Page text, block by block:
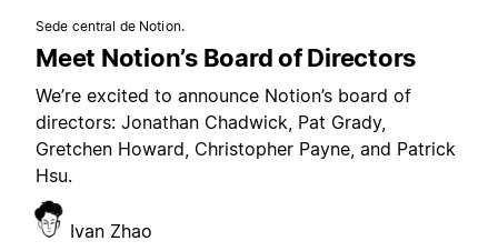
Sede central de Notion.
Meet Notion’s Board of Directors
We’re excited to announce Notion’s board of
directors: Jonathan Chadwick, Pat Grady,
Gretchen Howard, Christopher Payne, and Patrick
Hsu.
Ivan Zhao